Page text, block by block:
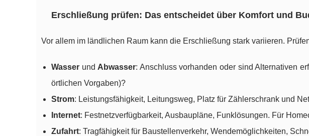
Erschließung prüfen: Das entscheidet über Komfort und
Vor allem im ländlichen Raum kann die Erschließung stark variieren.
Wasser und Abwasser: Anschluss vorhanden oder sind Alternativen
örtlichen Vorgaben)?
Strom: Leistungsfähigkeit, Leitungsweg, Platz für Zählerschrank und
Internet: Festnetzverfügbarkeit, Ausbaupläne, Funklösungen. Für
Zufahrt: Tragfähigkeit für Baustellenverkehr, Wendemöglichkeiten,